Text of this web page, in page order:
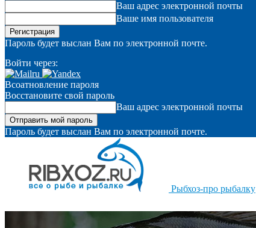
Ваш адрес электронной почты
Ваше имя пользователя
Пароль будет выслан Вам по электронной почте.
Войти через:
Всоатновление пароля
Восстановите свой пароль
Ваш адрес электронной почты
Пароль будет выслан Вам по электронной почте.
Рыбхоз-про рыбалку